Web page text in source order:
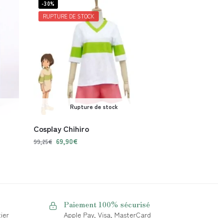
-30%
RUPTURE DE STOCK
Rupture de stock
Cosplay Chihiro
99,25€ 69,90€
Paiement 100% sécurisé
Apple Pay, Visa, MasterCard